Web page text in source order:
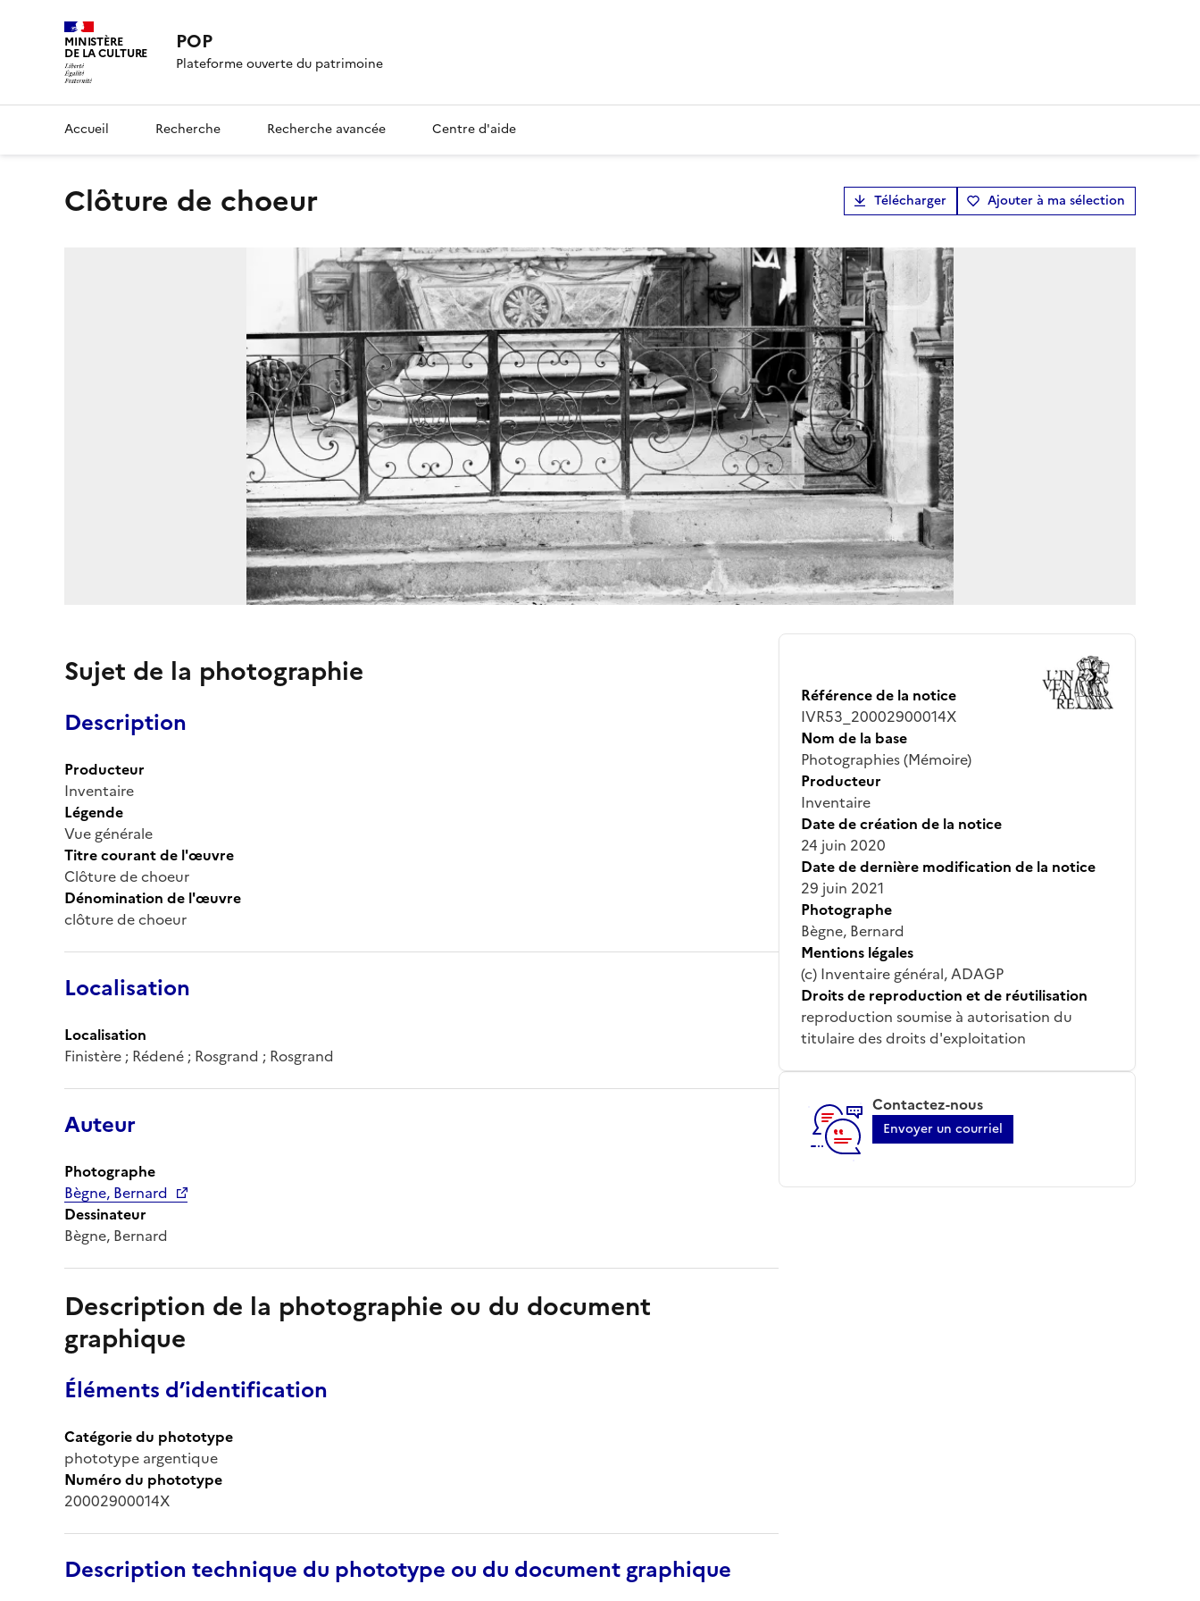
MINISTÈRE
DE LA CULTURE POP
Plateforme ouverte du patrimoine
Accueil Recherche Recherche avancée Centre d'aide
Clôture de choeur Télécharger Ajouter à ma sélection
Sujet de la photographie
Description
Producteur
Inventaire
Légende
Vue générale
Titre courant de l'œuvre
Clôture de choeur
Dénomination de l'œuvre
clôture de choeur
Localisation
Localisation
Finistère ; Rédené ; Rosgrand ; Rosgrand
Auteur
Photographe
Bègne, Bernard
Dessinateur
Bègne, Bernard
Description de la photographie ou du document
graphique
Éléments d’identification
Catégorie du phototype
phototype argentique
Numéro du phototype
20002900014X
Description technique du phototype ou du document graphique
Référence de la notice
IVR53_20002900014X
Nom de la base
Photographies (Mémoire)
Producteur
Inventaire
Date de création de la notice
24 juin 2020
Date de dernière modification de la notice
29 juin 2021
Photographe
Bègne, Bernard
Mentions légales
(c) Inventaire général, ADAGP
Droits de reproduction et de réutilisation
reproduction soumise à autorisation du
titulaire des droits d'exploitation
Contactez-nous
Envoyer un courriel